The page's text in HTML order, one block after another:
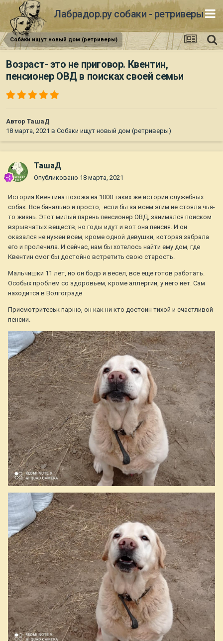
Лабрадор.ру собаки - ретриверы
Собаки ищут новый дом (ретриверы)
Возраст- это не приговор. Квентин,
пенсионер ОВД в поисках своей семьи
Автор ТашаД
18 марта, 2021 в Собаки ищут новый дом (ретриверы)
ТашаД
Опубликовано 18 марта, 2021
История Квентина похожа на 1000 таких же историй служебных
собак. Все банально и просто, если бы за всем этим не стояла чья-
то жизнь. Этот милый парень пенсионер ОВД, занимался поиском
взрывчатых веществ, но годы идут и вот она пенсия. И он
оказался не нужен всем, кроме одной девушки, которая забрала
его и пролечила. И сейчас, нам бы хотелось найти ему дом, где
Квентин смог бы достойно встретить свою старость.
Мальчишки 11 лет, но он бодр и весел, все еще готов работать.
Особых проблем со здоровьем, кроме аллергии, у него нет. Сам
находится в Волгограде
Присмотритеськ парню, он как ни кто достоин тихой и счастливой
пенсии.